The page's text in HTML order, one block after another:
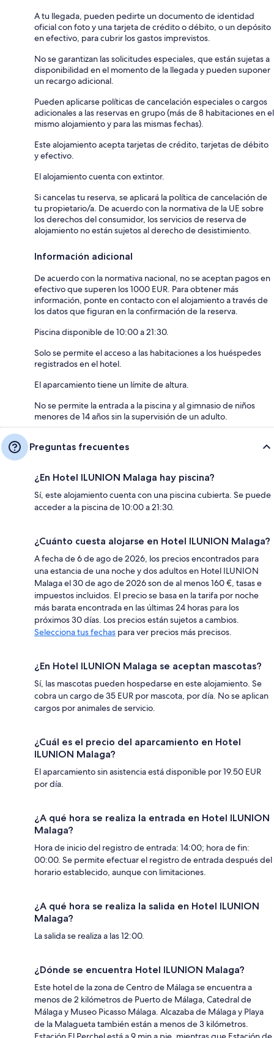
A tu llegada, pueden pedirte un documento de identidad
oficial con foto y una tarjeta de crédito o débito, o un depósito
en efectivo, para cubrir los gastos imprevistos.
No se garantizan las solicitudes especiales, que están sujetas a
disponibilidad en el momento de la llegada y pueden suponer
un recargo adicional.
Pueden aplicarse políticas de cancelación especiales o cargos
adicionales a las reservas en grupo (más de 8 habitaciones en el
mismo alojamiento y para las mismas fechas).
Este alojamiento acepta tarjetas de crédito, tarjetas de débito
y efectivo.
El alojamiento cuenta con extintor.
Si cancelas tu reserva, se aplicará la política de cancelación de
tu propietario/a. De acuerdo con la normativa de la UE sobre
los derechos del consumidor, los servicios de reserva de
alojamiento no están sujetos al derecho de desistimiento.
Información adicional
De acuerdo con la normativa nacional, no se aceptan pagos en
efectivo que superen los 1000 EUR. Para obtener más
información, ponte en contacto con el alojamiento a través de
los datos que figuran en la confirmación de la reserva.
Piscina disponible de 10:00 a 21:30.
Solo se permite el acceso a las habitaciones a los huéspedes
registrados en el hotel.
El aparcamiento tiene un límite de altura.
No se permite la entrada a la piscina y al gimnasio de niños
menores de 14 años sin la supervisión de un adulto.
Preguntas frecuentes
¿En Hotel ILUNION Malaga hay piscina?
Sí, este alojamiento cuenta con una piscina cubierta. Se puede
acceder a la piscina de 10:00 a 21:30.
¿Cuánto cuesta alojarse en Hotel ILUNION Malaga?
A fecha de 6 de ago de 2026, los precios encontrados para
una estancia de una noche y dos adultos en Hotel ILUNION
Malaga el 30 de ago de 2026 son de al menos 160 €, tasas e
impuestos incluidos. El precio se basa en la tarifa por noche
más barata encontrada en las últimas 24 horas para los
próximos 30 días. Los precios están sujetos a cambios.
Selecciona tus fechas para ver precios más precisos.
¿En Hotel ILUNION Malaga se aceptan mascotas?
Sí, las mascotas pueden hospedarse en este alojamiento. Se
cobra un cargo de 35 EUR por mascota, por día. No se aplican
cargos por animales de servicio.
¿Cuál es el precio del aparcamiento en Hotel
ILUNION Malaga?
El aparcamiento sin asistencia está disponible por 19.50 EUR
por día.
¿A qué hora se realiza la entrada en Hotel ILUNION
Malaga?
Hora de inicio del registro de entrada: 14:00; hora de fin:
00:00. Se permite efectuar el registro de entrada después del
horario establecido, aunque con limitaciones.
¿A qué hora se realiza la salida en Hotel ILUNION
Malaga?
La salida se realiza a las 12:00.
¿Dónde se encuentra Hotel ILUNION Malaga?
Este hotel de la zona de Centro de Málaga se encuentra a
menos de 2 kilómetros de Puerto de Málaga, Catedral de
Málaga y Museo Picasso Málaga. Alcazaba de Málaga y Playa
de la Malagueta también están a menos de 3 kilómetros.